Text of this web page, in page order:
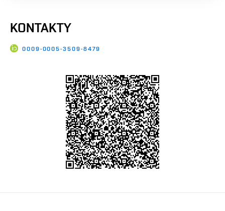
KONTAKTY
0009-0005-3509-8479